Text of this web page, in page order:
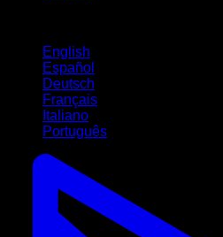
English
Español
Deutsch
Français
Italiano
Português